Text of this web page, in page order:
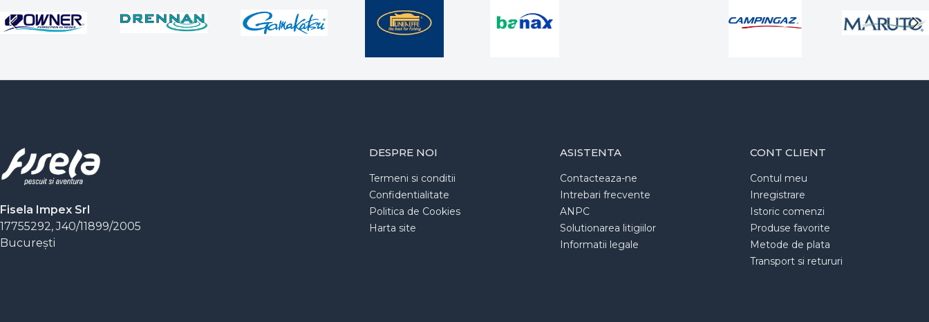
Fisela Impex Srl
17755292, J40/11899/2005
Bucureşti
DESPRE NOI
Termeni si conditii
Confidentialitate
Politica de Cookies
Harta site
ASISTENTA
Contacteaza-ne
Intrebari frecvente
ANPC
Solutionarea litigiilor
Informatii legale
CONT CLIENT
Contul meu
Inregistrare
Istoric comenzi
Produse favorite
Metode de plata
Transport si retururi